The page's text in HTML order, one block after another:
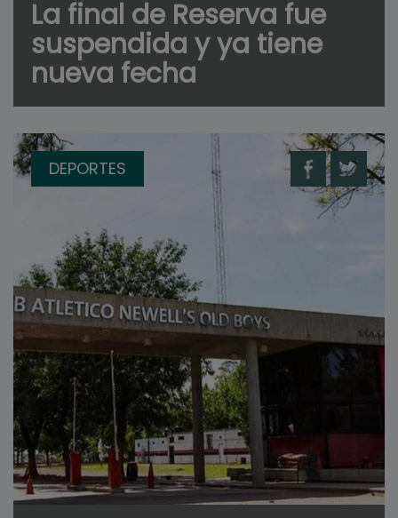
La final de Reserva fue
suspendida y ya tiene
nueva fecha
DEPORTES